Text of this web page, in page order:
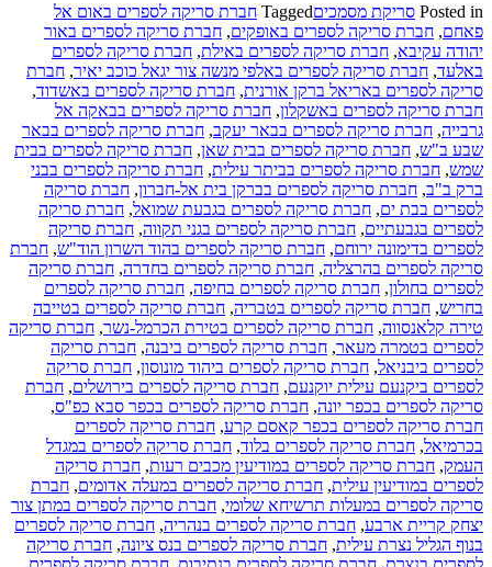
Posted in סריקת מסמכיםTagged חברת סריקה לספרים באום אל
פאחם, חברת סריקה לספרים באופקים, חברת סריקה לספרים באור
יהודה עקיבא, חברת סריקה לספרים באילת, חברת סריקה לספרים
באלעד, חברת סריקה לספרים באלפי מנשה צור יגאל כוכב יאיר, חברת
סריקה לספרים באריאל ברקן אורנית, חברת סריקה לספרים באשדוד,
חברת סריקה לספרים באשקלון, חברת סריקה לספרים בבאקה אל
גרבייה, חברת סריקה לספרים בבאר יעקב, חברת סריקה לספרים בבאר
שבע ב"ש, חברת סריקה לספרים בבית שאן, חברת סריקה לספרים בבית
שמש, חברת סריקה לספרים בביתר עילית, חברת סריקה לספרים בבני
ברק ב"ב, חברת סריקה לספרים בברקן בית אל-חברון, חברת סריקה
לספרים בבת ים, חברת סריקה לספרים בגבעת שמואל, חברת סריקה
לספרים בגבעתיים, חברת סריקה לספרים בגני תקווה, חברת סריקה
לספרים בדימונה ירוחם, חברת סריקה לספרים בהוד השרון הוד"ש, חברת
סריקה לספרים בהרצליה, חברת סריקה לספרים בחדרה, חברת סריקה
לספרים בחולון, חברת סריקה לספרים בחיפה, חברת סריקה לספרים
בחריש, חברת סריקה לספרים בטבריה, חברת סריקה לספרים בטייבה
טירה קלאנסווה, חברת סריקה לספרים בטירת הכרמל-נשר, חברת סריקה
לספרים בטמרה מעאר, חברת סריקה לספרים ביבנה, חברת סריקה
לספרים ביבניאל, חברת סריקה לספרים ביהוד מונוסון, חברת סריקה
לספרים ביקנעם עילית יוקנעם, חברת סריקה לספרים בירושלים, חברת
סריקה לספרים בכפר יונה, חברת סריקה לספרים בכפר סבא כפ"ס,
חברת סריקה לספרים בכפר קאסם קרע, חברת סריקה לספרים
בכרמיאל, חברת סריקה לספרים בלוד, חברת סריקה לספרים במגדל
העמק, חברת סריקה לספרים במודיעין מכבים רעות, חברת סריקה
לספרים במודיעין עילית, חברת סריקה לספרים במעלה אדומים, חברת
סריקה לספרים במעלות תרשיחא שלומי, חברת סריקה לספרים במתן צור
יצחק קריית ארבע, חברת סריקה לספרים בנהריה, חברת סריקה לספרים
בנוף הגליל נצרת עילית, חברת סריקה לספרים בנס ציונה, חברת סריקה